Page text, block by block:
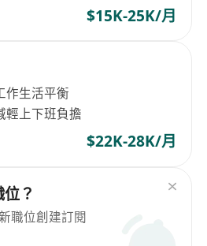
$15K-25K/月
作生活平衡
輕上下班負擔
$22K-28K/月
？
職位創建訂閱